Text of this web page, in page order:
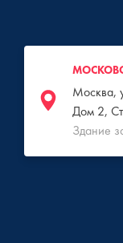
Москва,
Дом 2,
Здание